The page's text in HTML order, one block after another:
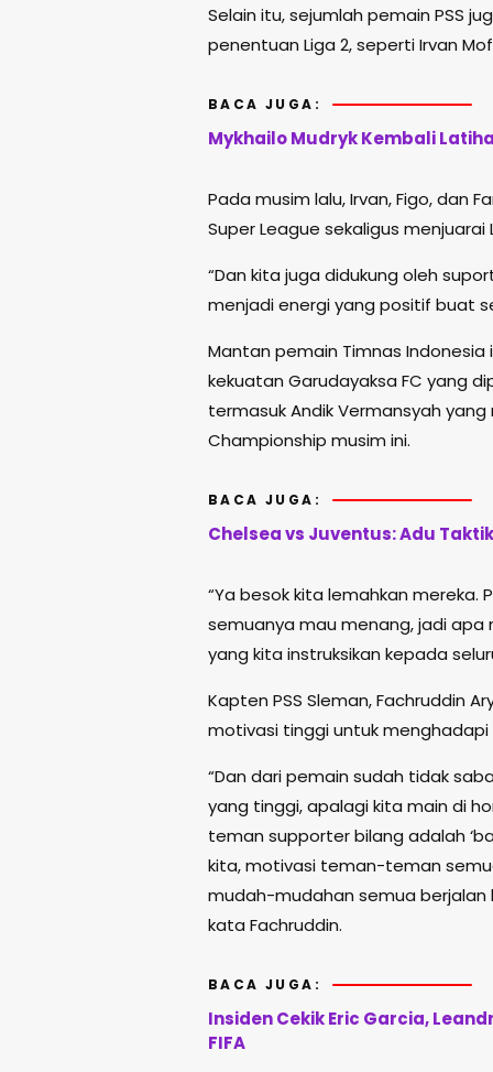
Selain itu, sejumlah pemain PSS
penentuan Liga 2, seperti Irvan
BACA JUGA:
Mykhailo Mudryk Kembali
Pada musim lalu, Irvan, Figo, dan
Super League sekaligus menjuarai
“Dan kita juga didukung oleh
menjadi energi yang positif buat
Mantan pemain Timnas
kekuatan Garudayaksa FC yang
termasuk Andik Vermansyah
Championship musim ini.
BACA JUGA:
Chelsea vs Juventus: Adu
“Ya besok kita lemahkan mereka.
semuanya mau menang, jadi apa
yang kita instruksikan kepada
Kapten PSS Sleman, Fachruddin
motivasi tinggi untuk
“Dan dari pemain sudah tidak
yang tinggi, apalagi kita main di
teman supporter bilang adalah
kita, motivasi teman-teman
mudah-mudahan semua berjalan
kata Fachruddin.
BACA JUGA:
Insiden Cekik Eric Garcia,
FIFA